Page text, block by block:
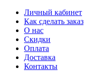
Личный кабинет
Как сделать заказ
О нас
Скидки
Оплата
Доставка
Контакты